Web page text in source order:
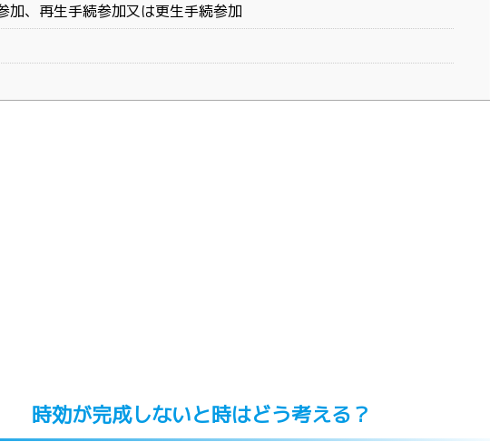
加、再生手続参加又は更生手続参加
時効が完成しないと時はどう考える？